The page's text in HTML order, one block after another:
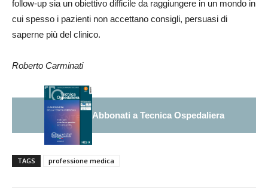
follow-up sia un obiettivo difficile da raggiungere in un mondo in
cui spesso i pazienti non accettano consigli, persuasi di
saperne più del clinico.
Roberto Carminati
Abbonati a Tecnica Ospedaliera
TAGS professione medica